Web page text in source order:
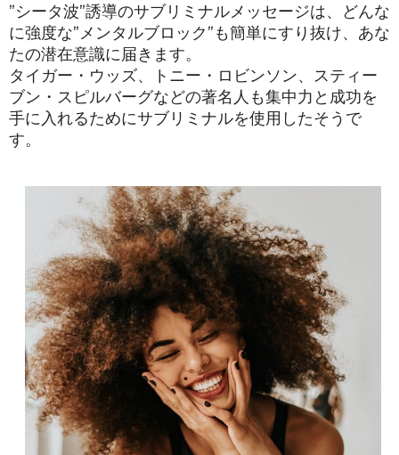
”シータ波”誘導のサブリミナルメッセージは、どんな
に強度な”メンタルブロック”も簡単にすり抜け、あな
たの潜在意識に届きます。
タイガー・ウッズ、トニー・ロビンソン、スティー
ブン・スピルバーグなどの著名人も集中力と成功を
手に入れるためにサブリミナルを使用したそうで
す。